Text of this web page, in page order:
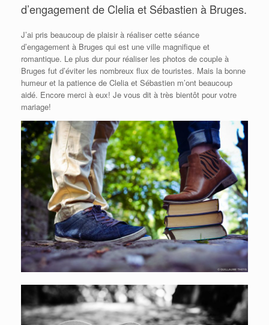
d’engagement de Clelia et Sébastien à Bruges.
J’ai pris beaucoup de plaisir à réaliser cette séance
d’engagement à Bruges qui est une ville magnifique et
romantique. Le plus dur pour réaliser les photos de couple à
Bruges fut d’éviter les nombreux flux de touristes. Mais la bonne
humeur et la patience de Clelia et Sébastien m’ont beaucoup
aidé. Encore merci à eux! Je vous dit à très bientôt pour votre
mariage!